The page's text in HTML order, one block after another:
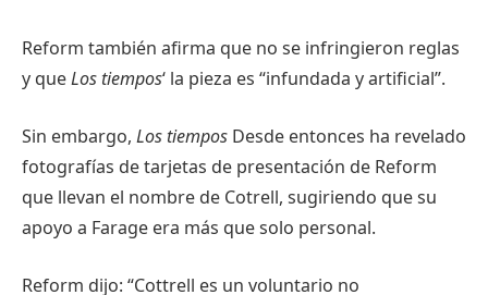
Reform también afirma que no se infringieron reglas
y queLos tiempos‘ la pieza es “infundada y artificial”.
Sin embargo, Los tiempos Desde entonces ha revelado
fotografías de tarjetas de presentación de Reform
que llevan el nombre de Cotrell, sugiriendo que su
apoyo a Farage era más que solo personal.
Reform dijo: “Cottrell es un voluntario no